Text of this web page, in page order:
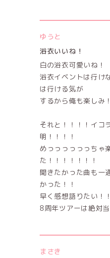
ゆうと
浴衣いいね！
白の浴衣可愛いね！
浴衣イベントは行け
は行ける気が
するから俺も楽しみ
それと！！！！イコ
明！！！！
めっっっっっっちゃ
た！！！！！！！
聞きたかった曲も一
かった！！
早く感想語りたい！！
8周年ツアーは絶対
まさき